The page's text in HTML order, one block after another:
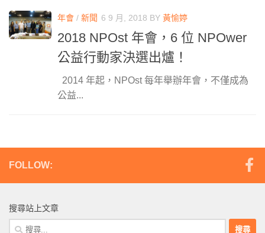
年會 / 新聞 6 9 月, 2018 BY 黃愉婷
2018 NPOst 年會，6 位 NPOwer
公益行動家決選出爐！
2014 年起，NPOst 每年舉辦年會，不僅成為
公益...
FOLLOW:
搜尋站上文章
搜